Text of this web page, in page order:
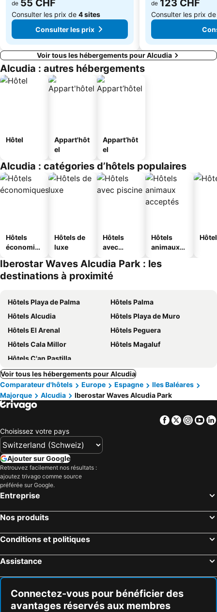
de 55 CHF
Consulter les prix de 4 sites
Consulter les prix
de 123 CHF
Consulter les prix
Voir tous les hébergements pour Alcudia
Alcudia : autres hébergements
Hôtel
Appart'hôt
el
Appart’hôt
el
Alcudia : catégories d’hôtels populaires
Hôtels
économiq
Hôtels de
luxe
Hôtels
avec
Hôtels
animaux
Iberostar Waves Alcudia Park : les
destinations à proximité
Hôtels Playa de Palma
Hôtels Palma
Hôtels Alcudia
Hôtels Playa de Muro
Hôtels El Arenal
Hôtels Peguera
Hôtels Cala Millor
Hôtels Magaluf
Hôtels C'an Pastilla
Voir tous les hébergements pour Alcudia
Comparateur d'hôtels
Europe Espagne
Iles Baléares
Majorque
Alcudia Iberostar Waves Alcudia Park
Facebook
Twitter
Choisissez votre pays
Ajouter sur Google
Retrouvez facilement nos résultats :
ajoutez trivago comme source
préférée sur Google.
Entreprise
Nos produits
Conditions et politiques
Assistance
Connectez-vous pour bénéficier des
avantages réservés aux membres